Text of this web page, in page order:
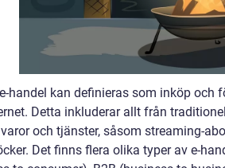
handel kan definieras som inköp och
Detta inkluderar allt från
och tjänster, såsom streaming-
Det finns flera olika typer av e-